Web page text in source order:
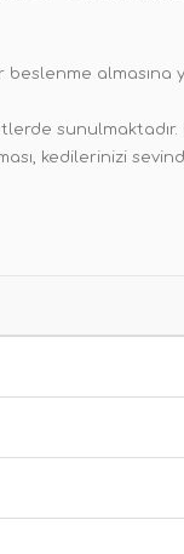
almasına
kedilerinizi